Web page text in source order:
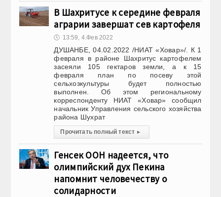
В Шахритусе к середине февраля
аграрии завершат сев картофеля
🕔 13:59, 4.Фев 2022
ДУШАНБЕ, 04.02.2022 /НИАТ «Ховар»/. К 1
февраля в районе Шахритус картофелем
засеяли 105 гектаров земли, а к 15
февраля план по посеву этой
сельхозкультуры будет полностью
выполнен. Об этом региональному
корреспонденту НИАТ «Ховар» сообщил
начальник Управления сельского хозяйства
района Шухрат
Прочитать полный текст ▸
Генсек ООН надеется, что
олимпийский дух Пекина
напомнит человечеству о
солидарности